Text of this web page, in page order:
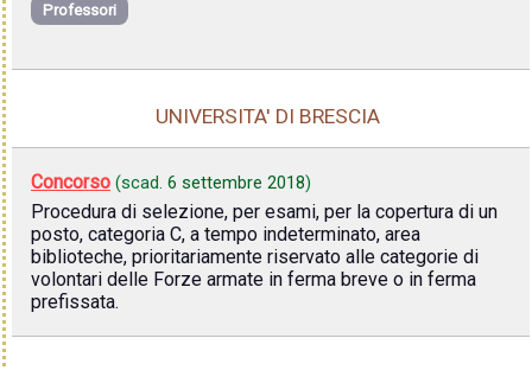
Professori
UNIVERSITA' DI BRESCIA
Concorso (scad. 6 settembre 2018)
Procedura di selezione, per esami, per la copertura di un
posto, categoria C, a tempo indeterminato, area
biblioteche, prioritariamente riservato alle categorie di
volontari delle Forze armate in ferma breve o in ferma
prefissata.